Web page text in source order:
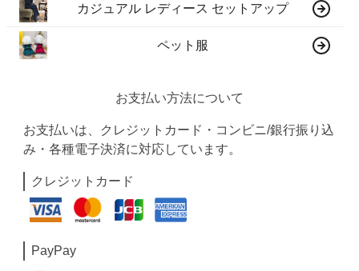
カジュアル レディース セットアップ
ペット服
お支払い方法について
お支払いは、クレジットカード・コンビニ/銀行振り込
み・各種電子決済に対応しています。
クレジットカード
PayPay